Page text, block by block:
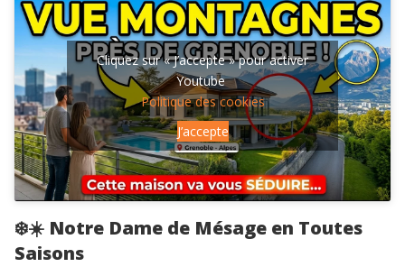
Cliquez sur « J’accepte » pour activer
Youtube
Politique des cookies
J’accepte
❄️☀️ Notre Dame de Mésage en Toutes
Saisons